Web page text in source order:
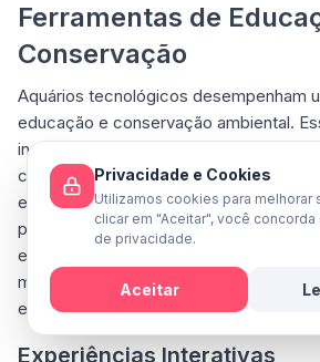
Ferramentas de
Conservação
Aquários tecnológicos desempenham
educação e conservação ambiental.
instalações combinam tecnologia
conhecimento científico para
educativas imersivas. Através de
programas educacionais e iniciativas
esses aquários inspiram a
marinha e promovem a importância da
ecossistemas aquáticos.
Experiências Interativas
Privacidade e Cookies
Utilizamos cookies para melhorar
clicar em "Aceitar", você
de privacidade.
Aceitar